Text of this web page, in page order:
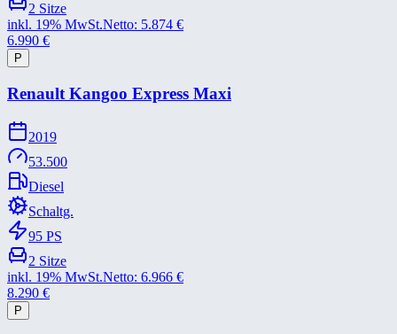
2 Sitze
inkl. 19% MwSt.Netto: 5.874 €
6.990 €
P
Renault Kangoo Express Maxi
2019
53.500
Diesel
Schaltg.
95 PS
2 Sitze
inkl. 19% MwSt.Netto: 6.966 €
8.290 €
P